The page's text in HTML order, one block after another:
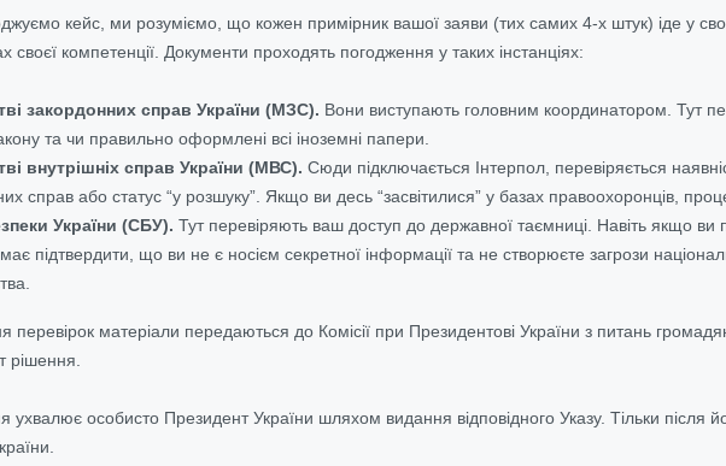
кейс, ми розуміємо, що кожен примірник вашої заяви (тих самих 4-х штук) іде у
своєї компетенції. Документи проходять погодження у таких інстанціях:
закордонних справ України (МЗС). Вони виступають головним координатором. Тут
та чи правильно оформлені всі іноземні папери.
внутрішніх справ України (МВС). Сюди підключається Інтерпол, перевіряється
справ або статус “у розшуку”. Якщо ви десь “засвітилися” у базах правоохоронців,
України (СБУ). Тут перевіряють ваш доступ до державної таємниці. Навіть якщо ви
підтвердити, що ви не є носієм секретної інформації та не створюєте загрози
перевірок матеріали передаються до Комісії при Президентові України з питань
рішення.
ухвалює особисто Президент України шляхом видання відповідного Указу. Тільки після